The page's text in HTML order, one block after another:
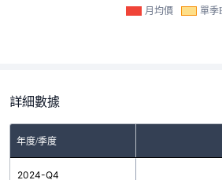
月均價 單季
詳細數據
年度/季度
2024-Q4